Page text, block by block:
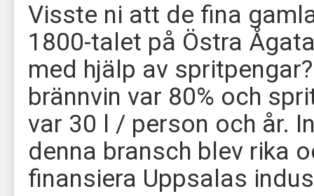
Visste ni att de fina
1800-talet på Östra
med hjälp av
brännvin var 80% och
var 30 l / person och år.
denna bransch blev rika
finansiera Uppsalas